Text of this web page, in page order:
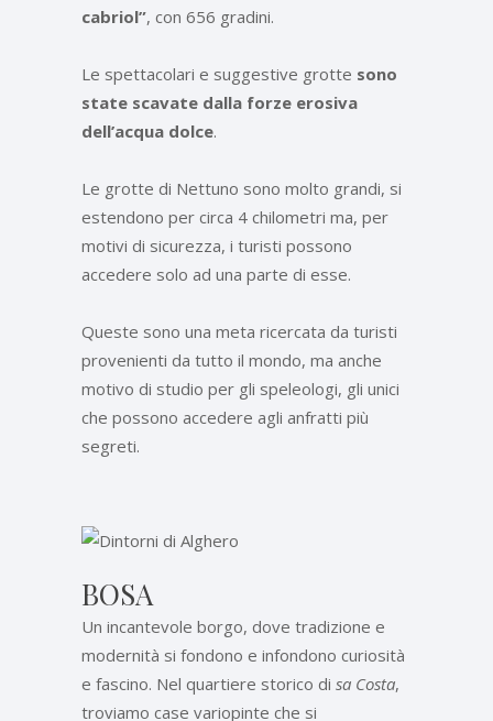
cabriol”, con 656 gradini.
Le spettacolari e suggestive grotte sono
state scavate dalla forze erosiva
dell’acqua dolce.
Le grotte di Nettuno sono molto grandi, si
estendono per circa 4 chilometri ma, per
motivi di sicurezza, i turisti possono
accedere solo ad una parte di esse.
Queste sono una meta ricercata da turisti
provenienti da tutto il mondo, ma anche
motivo di studio per gli speleologi, gli unici
che possono accedere agli anfratti più
segreti.
BOSA
Un incantevole borgo, dove tradizione e
modernità si fondono e infondono curiosità
e fascino. Nel quartiere storico di sa Costa,
troviamo case variopinte che si